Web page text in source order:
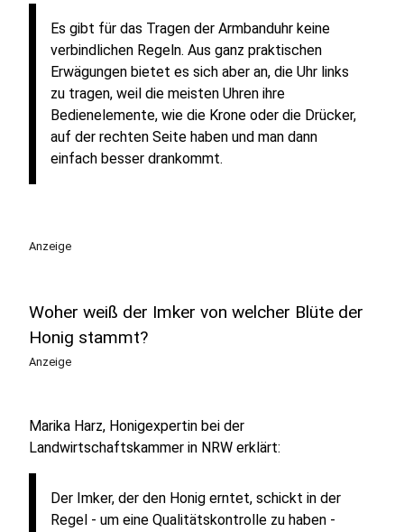
Es gibt für das Tragen der Armbanduhr keine
verbindlichen Regeln. Aus ganz praktischen
Erwägungen bietet es sich aber an, die Uhr links
zu tragen, weil die meisten Uhren ihre
Bedienelemente, wie die Krone oder die Drücker,
auf der rechten Seite haben und man dann
einfach besser drankommt.
Anzeige
Woher weiß der Imker von welcher Blüte der
Honig stammt?
Anzeige
Marika Harz, Honigexpertin bei der
Landwirtschaftskammer in NRW erklärt:
Der Imker, der den Honig erntet, schickt in der
Regel - um eine Qualitätskontrolle zu haben -